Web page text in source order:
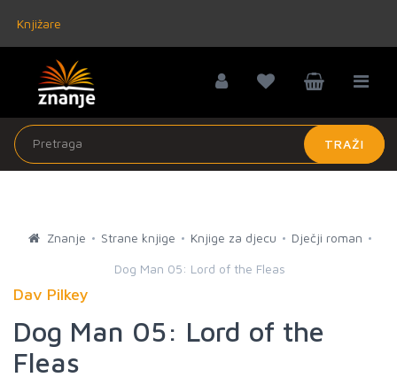
Knjižare
TRAŽI
Znanje Strane knjige Knjige za djecu Dječji roman
Dog Man 05: Lord of the Fleas
Dav Pilkey
Dog Man 05: Lord of the
Fleas